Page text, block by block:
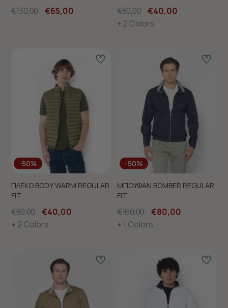
€130,00 €65,00 €80,00 €40,00
+ 2 Colors
-50%
ΓΙΛΕΚΟ BODY WARM REGULAR
FIT
€80,00 €40,00
+ 2 Colors
-50%
ΜΠΟΥΦΑΝ BOMBER REGULAR
FIT
€160,00
€80,00
+ 1 Colors